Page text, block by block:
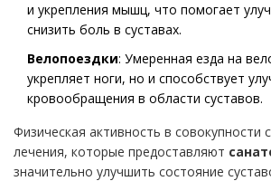
и укрепления мышц, что помогает
снизить боль в суставах.
Велопоездки: Умеренная езда на
укрепляет ноги, но и способствует
кровообращения в области суставов.
Физическая активность в совокупности
лечения, которые предоставляют
значительно улучшить состояние